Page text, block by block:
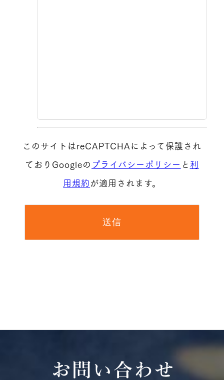
このサイトはreCAPTCHAによって保護され
ておりGoogleの プライバシーポリシー と利
用規約が適用されます。